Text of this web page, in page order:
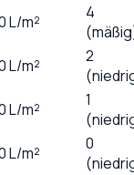
L/m²
4
L/m²
2
L/m²
1
L/m²
0